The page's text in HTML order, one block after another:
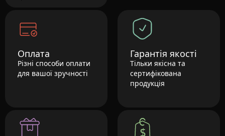
Оплата
Різні способи оплати
для вашої зручності
Гарантія якості
Тільки якісна та
сертифікована
продукція